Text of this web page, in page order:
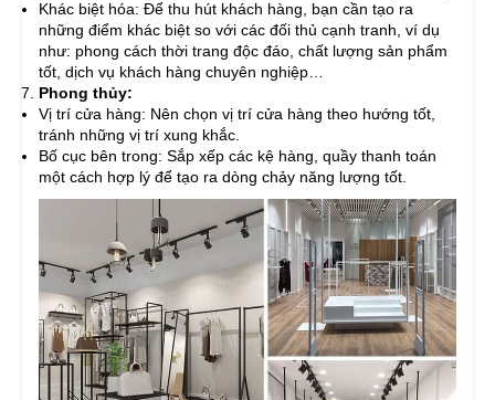
Khác biệt hóa: Để thu hút khách hàng, bạn cần tạo ra
những điểm khác biệt so với các đối thủ cạnh tranh, ví dụ
như: phong cách thời trang độc đáo, chất lượng sản phẩm
tốt, dịch vụ khách hàng chuyên nghiệp…
Phong thủy:
Vị trí cửa hàng: Nên chọn vị trí cửa hàng theo hướng tốt,
tránh những vị trí xung khắc.
Bố cục bên trong: Sắp xếp các kệ hàng, quầy thanh toán
một cách hợp lý để tạo ra dòng chảy năng lượng tốt.